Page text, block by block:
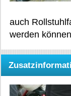
auch
werden